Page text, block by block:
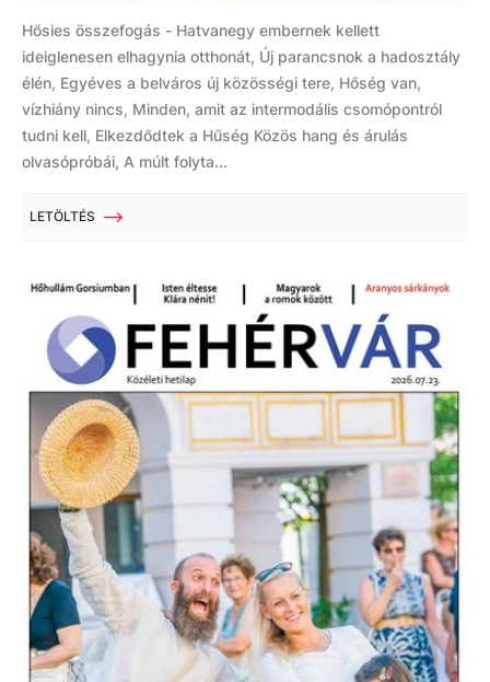
Hősies összefogás - Hatvanegy embernek kellett
ideiglenesen elhagynia otthonát, Új parancsnok a hadosztály
élén, Egyéves a belváros új közösségi tere, Hőség van,
vízhiány nincs, Minden, amit az intermodális csomópontról
tudni kell, Elkezdődtek a Hűség Közös hang és árulás
olvasópróbái, A múlt folyta...
LETÖLTÉS